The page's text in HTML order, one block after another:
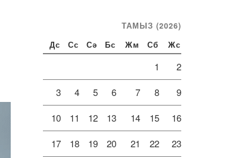
ТАМЫЗ (2026)
Дс Сс Сә Бс Жм Сб Жс
1 2
3 4 5 6 7 8 9
10 11 12 13 14 15 16
17 18 19 20 21 22 23